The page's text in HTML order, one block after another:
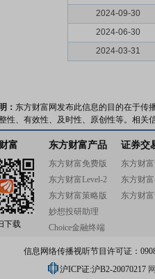
2024-09-30
2024-06-30
2024-03-31
： 东方财富网发布此信息的目的在于传
性、有效性、及时性、原创性等。相关
富
下载
东方财富产品
东方财富免费版
东方财富Level-2
东方财富策略版
妙想投研助理
Choice金融终端
证券交
东方财
东方财
东方财
信息网络传播视听节目许可证：
沪ICP证:沪B2-20070217